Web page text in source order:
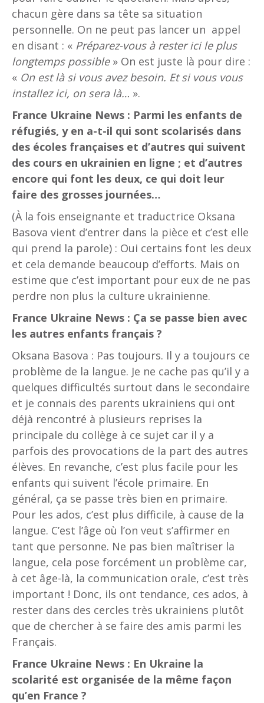
chacun gère dans sa tête sa situation
personnelle. On ne peut pas lancer un appel
en disant : « Préparez-vous à rester ici le plus
longtemps possible» On est juste là pour dire :
« On est là si vous avez besoin. Et si vous vous
installez ici, on sera là… ».
France Ukraine News : Parmi les enfants de
réfugiés, y en a-t-il qui sont scolarisés dans
des écoles françaises et d’autres qui suivent
des cours en ukrainien en ligne ; et d’autres
encore qui font les deux, ce qui doit leur
faire des grosses journées…
(À la fois enseignante et traductrice Oksana
Basova vient d’entrer dans la pièce et c’est elle
qui prend la parole) : Oui certains font les deux
et cela demande beaucoup d’efforts. Mais on
estime que c’est important pour eux de ne pas
perdre non plus la culture ukrainienne.
France Ukraine News : Ça se passe bien avec
les autres enfants français ?
Oksana Basova : Pas toujours. Il y a toujours ce
problème de la langue. Je ne cache pas qu’il y a
quelques difficultés surtout dans le secondaire
et je connais des parents ukrainiens qui ont
déjà rencontré à plusieurs reprises la
principale du collège à ce sujet car il y a
parfois des provocations de la part des autres
élèves. En revanche, c’est plus facile pour les
enfants qui suivent l’école primaire. En
général, ça se passe très bien en primaire.
Pour les ados, c’est plus difficile, à cause de la
langue. C’est l’âge où l’on veut s’affirmer en
tant que personne. Ne pas bien maîtriser la
langue, cela pose forcément un problème car,
à cet âge-là, la communication orale, c’est très
important ! Donc, ils ont tendance, ces ados, à
rester dans des cercles très ukrainiens plutôt
que de chercher à se faire des amis parmi les
Français.
France Ukraine News : En Ukraine la
scolarité est organisée de la même façon
qu’en France ?